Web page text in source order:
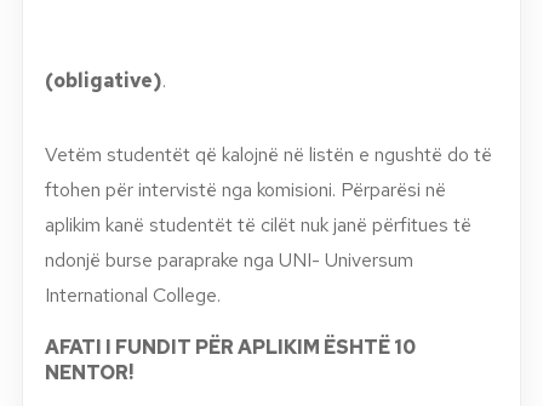
(obligative).
Vetëm studentët që kalojnë në listën e ngushtë do të
ftohen për intervistë nga komisioni. Përparësi në
aplikim kanë studentët të cilët nuk janë përfitues të
ndonjë burse paraprake nga UNI- Universum
International College.
AFATI I FUNDIT PËR APLIKIM ËSHTË 10
NENTOR!